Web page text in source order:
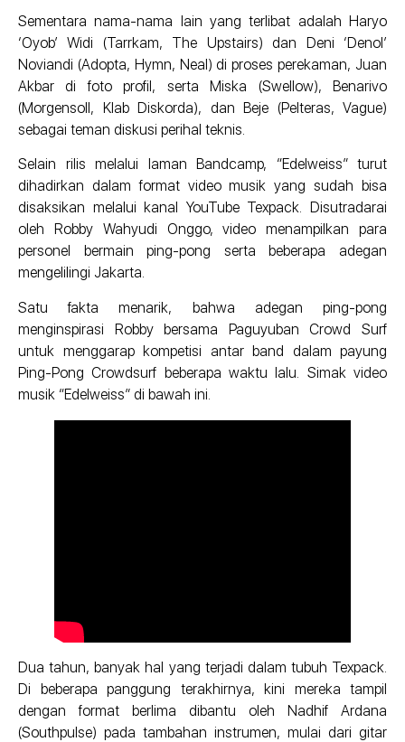
Sementara nama-nama lain yang terlibat adalah Haryo
‘Oyob’ Widi (Tarrkam, The Upstairs) dan Deni ‘Denol’
Noviandi (Adopta, Hymn, Neal) di proses perekaman, Juan
Akbar di foto profil, serta Miska (Swellow), Benarivo
(Morgensoll, Klab Diskorda), dan Beje (Pelteras, Vague)
sebagai teman diskusi perihal teknis.
Selain rilis melalui laman Bandcamp, “Edelweiss” turut
dihadirkan dalam format video musik yang sudah bisa
disaksikan melalui kanal YouTube Texpack. Disutradarai
oleh Robby Wahyudi Onggo, video menampilkan para
personel bermain ping-pong serta beberapa adegan
mengelilingi Jakarta.
Satu fakta menarik, bahwa adegan ping-pong
menginspirasi Robby bersama Paguyuban Crowd Surf
untuk menggarap kompetisi antar band dalam payung
Ping-Pong Crowdsurf beberapa waktu lalu. Simak video
musik “Edelweiss” di bawah ini.
Dua tahun, banyak hal yang terjadi dalam tubuh Texpack.
Di beberapa panggung terakhirnya, kini mereka tampil
dengan format berlima dibantu oleh Nadhif Ardana
(Southpulse) pada tambahan instrumen, mulai dari gitar